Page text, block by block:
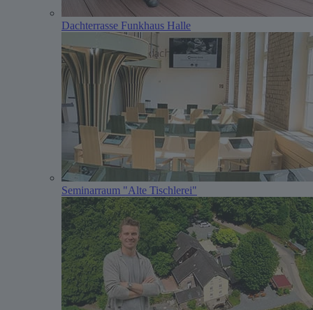
Dachterrasse Funkhaus Halle
Seminarraum "Alte Tischlerei"